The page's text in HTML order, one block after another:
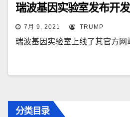
瑞波基因实验室发布开
7月 9, 2021 TRUMP
瑞波基因实验室上线了其官方
分类目录